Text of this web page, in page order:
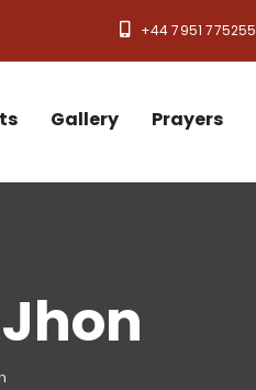
+44 7951 775255
Gallery Prayers